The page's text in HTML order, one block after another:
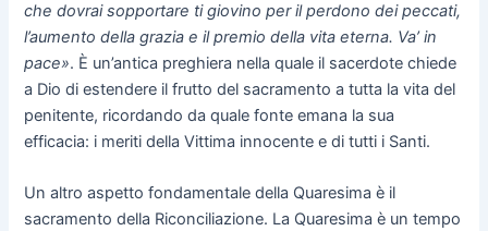
che dovrai sopportare ti giovino per il perdono dei peccati,
l’aumento della grazia e il premio della vita eterna. Va’ in
pace». È un’antica preghiera nella quale il sacerdote chiede
a Dio di estendere il frutto del sacramento a tutta la vita del
penitente, ricordando da quale fonte emana la sua
efficacia: i meriti della Vittima innocente e di tutti i Santi.
Un altro aspetto fondamentale della Quaresima è il
sacramento della Riconciliazione. La Quaresima è un tempo